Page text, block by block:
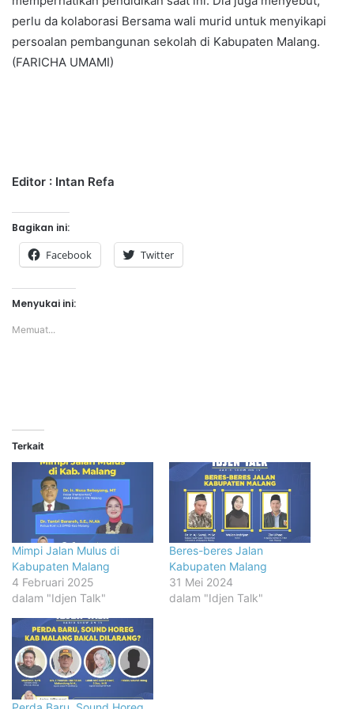
perlu da kolaborasi Bersama wali murid untuk menyikapi
persoalan pembangunan sekolah di Kabupaten Malang.
(FARICHA UMAMI)
Editor : Intan Refa
Bagikan ini:
Facebook Twitter
Menyukai ini:
Memuat...
Terkait
Mimpi Jalan Mulus di
Kabupaten Malang
4 Februari 2025
dalam "Idjen Talk"
Beres-beres Jalan
Kabupaten Malang
31 Mei 2024
dalam "Idjen Talk"